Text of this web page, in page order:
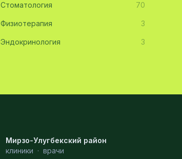
Стоматология 70
Физиотерапия 3
Эндокринология 3
Мирзо-Улугбекский район
клиники · врачи